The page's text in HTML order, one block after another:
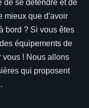
de se détendre et de
mieux que d'avoir
bord ? Si vous êtes
équipements de
vous ! Nous allons
qui proposent